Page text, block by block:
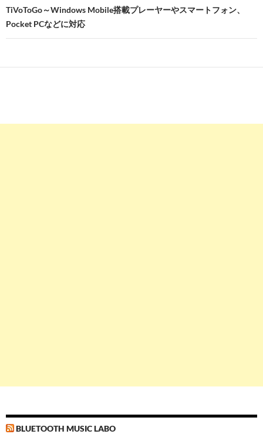
ビ
ゲ
シ
TiVoToGo～Windows Mobile搭載プレーヤーやスマートフォン、
Pocket PCなどに対応
BLUETOOTH MUSIC LABO